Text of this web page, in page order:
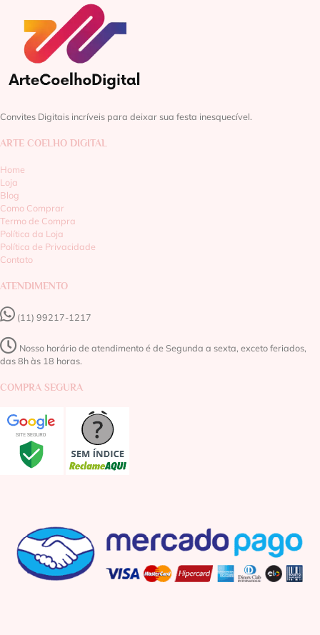
Convites Digitais incríveis para deixar sua festa inesquecível.
ARTE COELHO DIGITAL
Home
Loja
Blog
Como Comprar
Termo de Compra
Política da Loja
Política de Privacidade
Contato
ATENDIMENTO
(11) 99217-1217‬
Nosso horário de atendimento é de Segunda a sexta, exceto feriados,
das 8h às 18 horas.
COMPRA SEGURA